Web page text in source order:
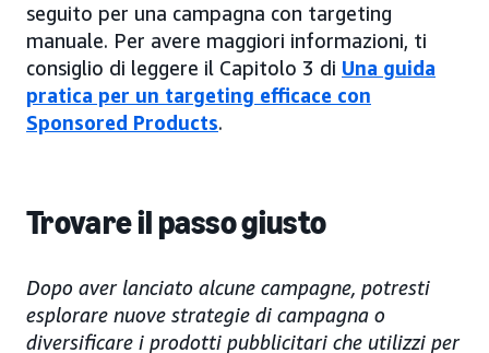
seguito per una campagna con targeting
manuale. Per avere maggiori informazioni, ti
consiglio di leggere il Capitolo 3 di Una guida
pratica per un targeting efficace con
Sponsored Products.
Trovare il passo giusto
Dopo aver lanciato alcune campagne, potresti
esplorare nuove strategie di campagna o
diversificare i prodotti pubblicitari che utilizzi per